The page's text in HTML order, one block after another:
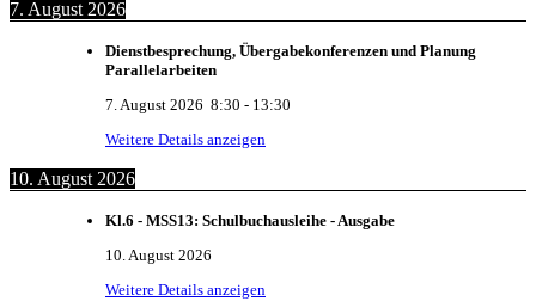
7. August 2026
Dienstbesprechung, Übergabekonferenzen und Planung
Parallelarbeiten
7. August 2026 8:30 - 13:30
Weitere Details anzeigen
10. August 2026
Kl.6 - MSS13: Schulbuchausleihe - Ausgabe
10. August 2026
Weitere Details anzeigen